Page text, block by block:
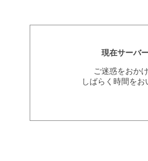
現在サーバ
ご迷惑をおか
しばらく時間を